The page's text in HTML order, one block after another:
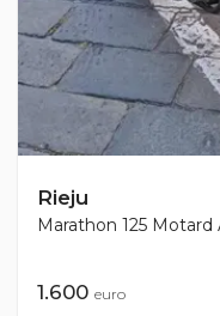
Rieju
Marathon 125 Motard
1.600 euro